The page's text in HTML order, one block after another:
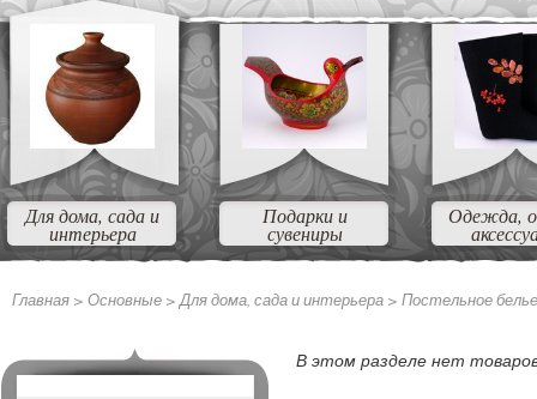
Для дома, сада и
интерьера
Подарки и
сувениры
Одежда,
Главная > Основные >Для дома, сада и интерьера > Постельное
В этом разделе нет